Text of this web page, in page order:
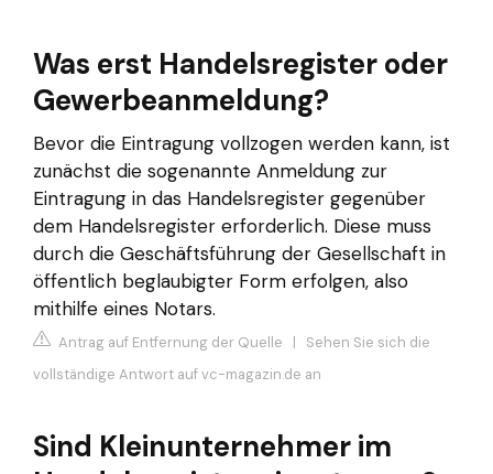
Was erst Handelsregister oder
Gewerbeanmeldung?
Bevor die Eintragung vollzogen werden kann, ist
zunächst die sogenannte Anmeldung zur
Eintragung in das Handelsregister gegenüber
dem Handelsregister erforderlich. Diese muss
durch die Geschäftsführung der Gesellschaft in
öffentlich beglaubigter Form erfolgen, also
mithilfe eines Notars.
Antrag auf Entfernung der Quelle | Sehen Sie sich die
vollständige Antwort auf vc-magazin.de an
Sind Kleinunternehmer im